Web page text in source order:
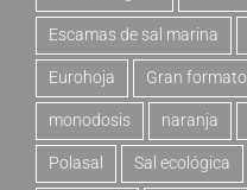
Escamas de sal marina
Eurohoja Gran formato
monodosis naranja
Polasal Sal ecológica